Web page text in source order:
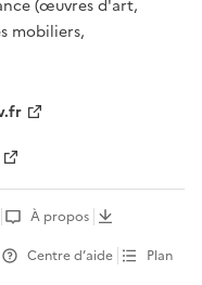
(œuvres d'art,
mobiliers,
À propos
Centre d’aide
Plan